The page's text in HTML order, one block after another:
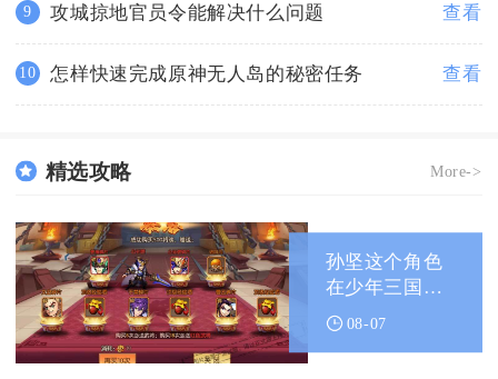
9 攻城掠地官员令能解决什么问题 查看
10 怎样快速完成原神无人岛的秘密任务 查看
精选攻略 More->
孙坚这个角色
在少年三国志
中怎样书写
08-07